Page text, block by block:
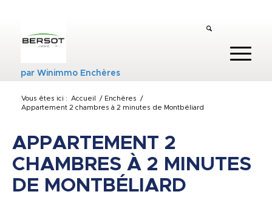
parWinimmo Enchères
Vous êtes ici : Accueil / Enchères
/
Appartement 2 chambres à 2 minutes de Montbéliard
APPARTEMENT 2
CHAMBRES À 2 MINUTES
DE MONTBÉLIARD